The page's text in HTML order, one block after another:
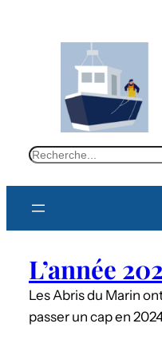
S
h
L’année
Les Abris du Marin
passer un cap en